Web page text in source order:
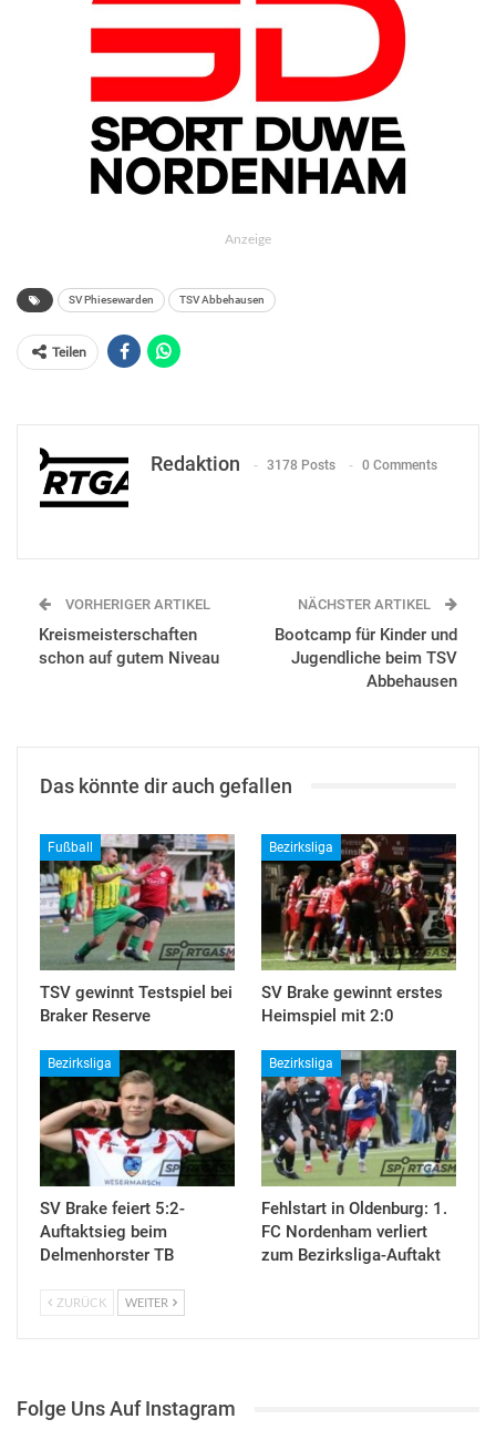
Anzeige
SV Phiesewarden TSV Abbehausen
Teilen
Redaktion 3178 Posts 0 Comments
VORHERIGER ARTIKEL
Kreismeisterschaften
schon auf gutem Niveau
NÄCHSTER ARTIKEL
Bootcamp für Kinder und
Jugendliche beim TSV
Abbehausen
Das könnte dir auch gefallen
Fußball
TSV gewinnt Testspiel bei
Braker Reserve
Bezirksliga
SV Brake gewinnt erstes
Heimspiel mit 2:0
Bezirksliga
SV Brake feiert 5:2-
Auftaktsieg beim
Delmenhorster TB
Bezirksliga
Fehlstart in Oldenburg: 1.
FC Nordenham verliert
zum Bezirksliga-Auftakt
ZURÜCK WEITER
Folge Uns Auf Instagram